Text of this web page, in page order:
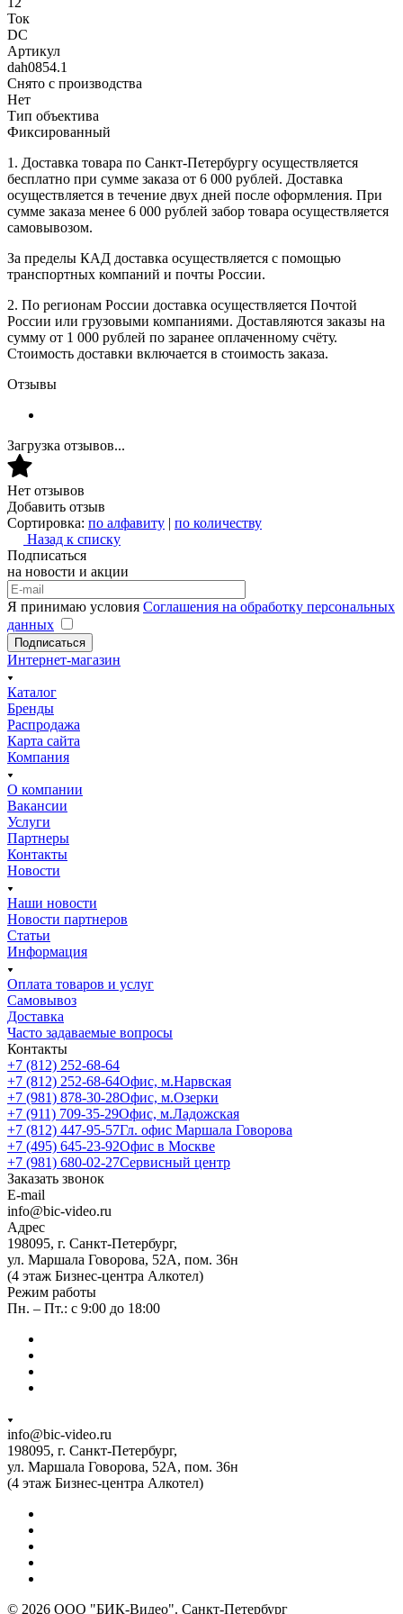
Ток
DC
Артикул
dah0854.1
Снято с производства
Нет
Тип объектива
Фиксированный
1. Доставка товара по Санкт-Петербургу осуществляется
бесплатно при сумме заказа от 6 000 рублей. Доставка
осуществляется в течение двух дней после оформления. При
сумме заказа менее 6 000 рублей забор товара осуществляется
самовывозом.
За пределы КАД доставка осуществляется с помощью
транспортных компаний и почты России.
2. По регионам России доставка осуществляется Почтой
России или грузовыми компаниями. Доставляются заказы на
сумму от 1 000 рублей по заранее оплаченному счёту.
Стоимость доставки включается в стоимость заказа.
Отзывы
Загрузка отзывов...
Нет отзывов
Добавить отзыв
Сортировка: по алфавиту | по количеству
Назад к списку
Подписаться
на новости и акции
Я принимаю условия Соглашения на обработку персональных
данных
Подписаться
Интернет-магазин
Каталог
Бренды
Распродажа
Карта сайта
Компания
О компании
Вакансии
Услуги
Партнеры
Контакты
Новости
Наши новости
Новости партнеров
Статьи
Информация
Оплата товаров и услуг
Самовывоз
Доставка
Часто задаваемые вопросы
Контакты
+7 (812) 252-68-64
+7 (812) 252-68-64Офис, м.Нарвская
+7 (981) 878-30-28Офис, м.Озерки
+7 (911) 709-35-29Офис, м.Ладожская
+7 (812) 447-95-57Гл. офис Маршала Говорова
+7 (495) 645-23-92Офис в Москве
+7 (981) 680-02-27Сервисный центр
Заказать звонок
E-mail
info@bic-video.ru
Адрес
198095, г. Санкт-Петербург,
ул. Маршала Говорова, 52А, пом. 36н
(4 этаж Бизнес-центра Алкотел)
Режим работы
Пн. – Пт.: с 9:00 до 18:00
info@bic-video.ru
198095, г. Санкт-Петербург,
ул. Маршала Говорова, 52А, пом. 36н
(4 этаж Бизнес-центра Алкотел)
© 2026 ООО "БИК-Видео". Санкт-Петербург